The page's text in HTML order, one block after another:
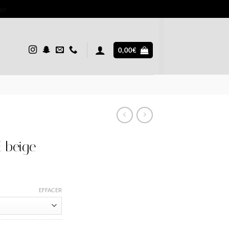
0,00€
beige
EFFACER